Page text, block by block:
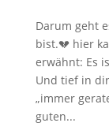
Darum geht
bist.💔 hier
erwähnt: Es
Und tief in
„immer
guten...